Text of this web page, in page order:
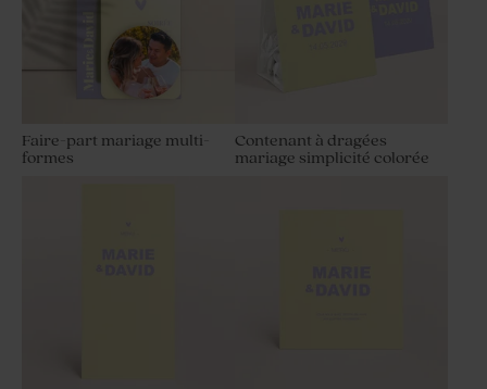
Faire-part mariage multi-
formes
Contenant à dragées
mariage simplicité colorée